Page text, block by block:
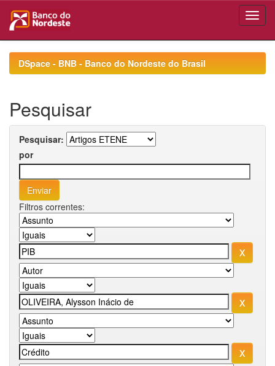
navigationDSpace - BNB - Banco do Nordeste do Brasil
Pesquisar
Pesquisar:
por
Filtros correntes: